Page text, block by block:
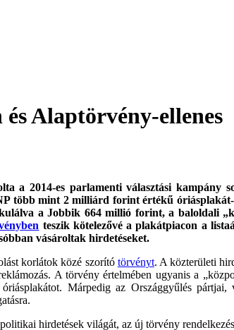
Alaptörvény-ellenes
a 2014-es parlamenti választási
több mint 2 milliárd forint értékű
a Jobbik 664 millió forint, a baloldali
teszik kötelezővé a plakátpiacon a
vásároltak hirdetéseket.
korlátok közé szorító törvényt. A közterületi
A törvény értelmében ugyanis a
Márpedig az Országgyűlés
hirdetések világát, az új törvény